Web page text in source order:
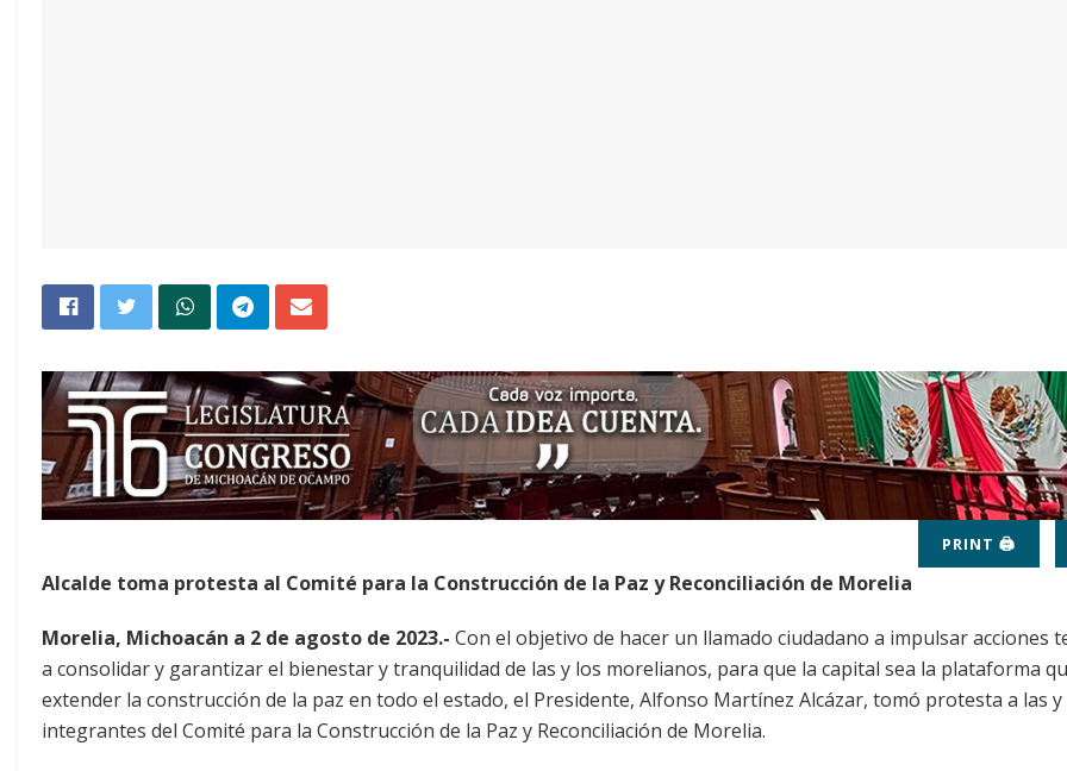
PRINT 🖨
Alcalde toma protesta al Comité para la Construcción de la Paz y Reconciliación de Morelia
Morelia, Michoacán a 2 de agosto de 2023.- Con el objetivo de hacer un llamado ciudadano a impulsar acciones
a consolidar y garantizar el bienestar y tranquilidad de las y los morelianos, para que la capital sea la plataforma
extender la construcción de la paz en todo el estado, el Presidente, Alfonso Martínez Alcázar, tomó protesta a las y
integrantes del Comité para la Construcción de la Paz y Reconciliación de Morelia.